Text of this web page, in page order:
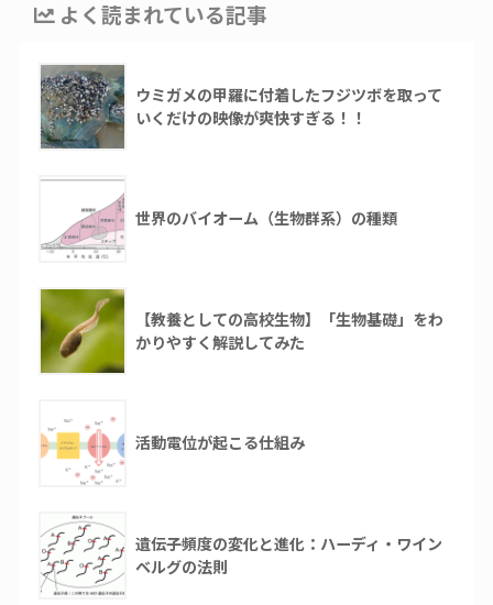
よく読まれている記事
ウミガメの甲羅に付着したフジツボを取って
いくだけの映像が爽快すぎる！！
世界のバイオーム（生物群系）の種類
【教養としての高校生物】「生物基礎」をわ
かりやすく解説してみた
活動電位が起こる仕組み
遺伝子頻度の変化と進化：ハーディ・ワイン
ベルグの法則